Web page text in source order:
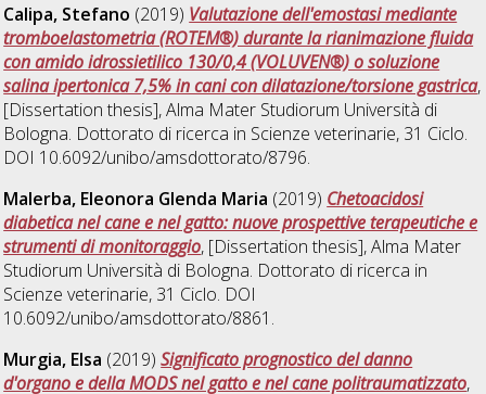
Calipa, Stefano (2019) Valutazione dell'emostasi mediante
tromboelastometria (ROTEM®) durante la rianimazione fluida
con amido idrossietilico 130/0,4 (VOLUVEN®) o soluzione
salina ipertonica 7,5% in cani con dilatazione/torsione gastrica,
[Dissertation thesis], Alma Mater Studiorum Università di
Bologna. Dottorato di ricerca in Scienze veterinarie, 31 Ciclo.
DOI 10.6092/unibo/amsdottorato/8796.
Malerba, Eleonora Glenda Maria (2019) Chetoacidosi
diabetica nel cane e nel gatto: nuove prospettive terapeutiche e
strumenti di monitoraggio, [Dissertation thesis], Alma Mater
Studiorum Università di Bologna. Dottorato di ricerca in
Scienze veterinarie, 31 Ciclo. DOI
10.6092/unibo/amsdottorato/8861.
Murgia, Elsa (2019)Significato prognostico del danno
d'organo e della MODS nel gatto e nel cane politraumatizzato,